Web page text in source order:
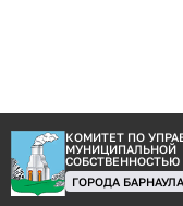
КОМИТЕТ ПО
МУНИЦИПАЛЬНОЙ
СОБСТВЕННОСТЬЮ
ГОРОДА БАРНАУЛА